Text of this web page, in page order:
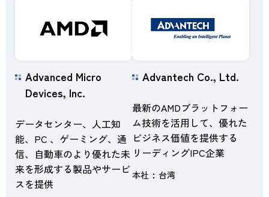
Advanced Micro
Devices, Inc.
データセンター、人工知
能、PC 、ゲーミング、通
信、自動車のより優れた未
来を形成する製品やサービ
スを提供
Advantech Co., Ltd.
本社 台湾
最新のAMDプラットフォー
ム技術を活用して、優れた
ビジネス価値を提供する
リーディングIPC企業